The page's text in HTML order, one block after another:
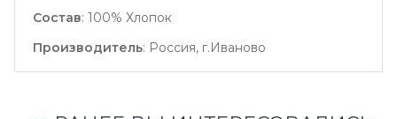
Состав: 100% Хлопок
Производитель: Россия, г.Иваново